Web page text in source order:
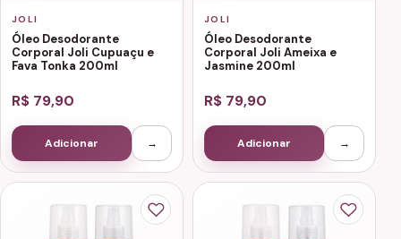
JOLI
Óleo Desodorante
Corporal Joli Cupuaçu e
Fava Tonka 200ml
R$ 79,90
Adicionar →
JOLI
Óleo Desodorante
Corporal Joli Ameixa e
Jasmine 200ml
R$ 79,90
Adicionar →